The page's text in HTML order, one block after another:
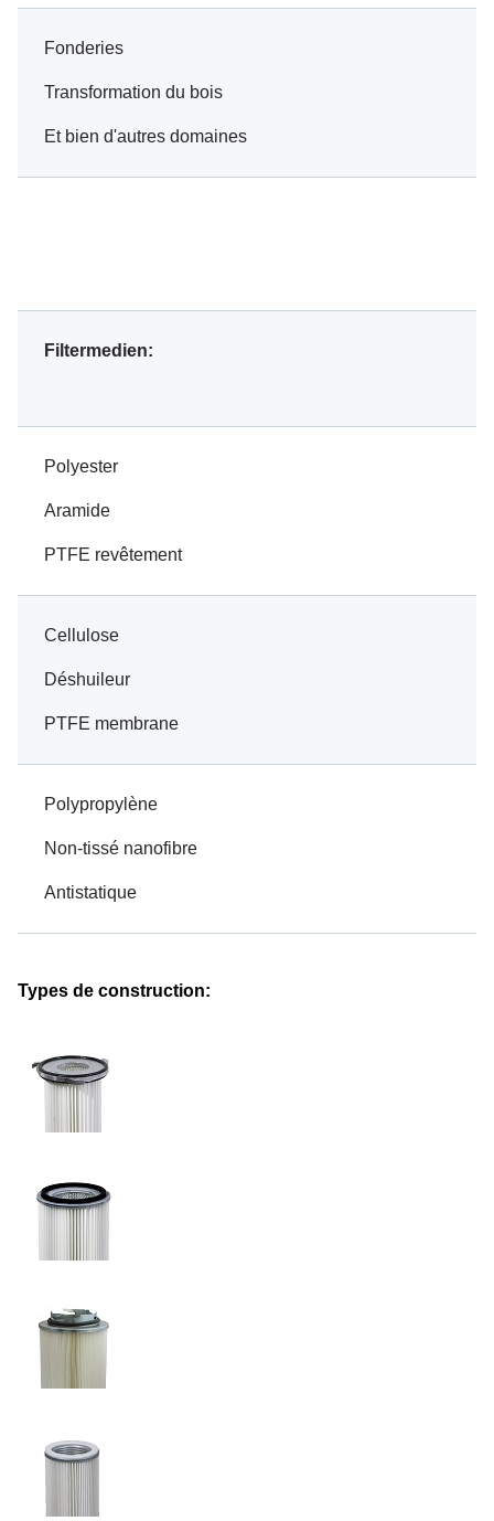
Fonderies
Transformation du bois
Et bien d'autres domaines
Filtermedien:
Polyester
Aramide
PTFE revêtement
Cellulose
Déshuileur
PTFE membrane
Polypropylène
Non-tissé nanofibre
Antistatique
Types de construction: